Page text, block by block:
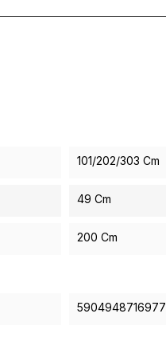
101/202/303 Cm
49 Cm
200 Cm
5904948716977